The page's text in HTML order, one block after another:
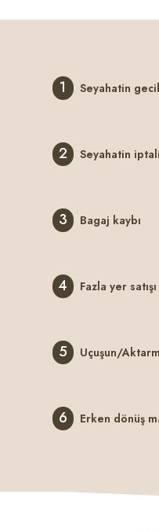
1 Seyahatin
2 Seyahatin iptali
3 Bagaj kaybı
4 Fazla yer
5 Uçuşun/
6 Erken dönüş